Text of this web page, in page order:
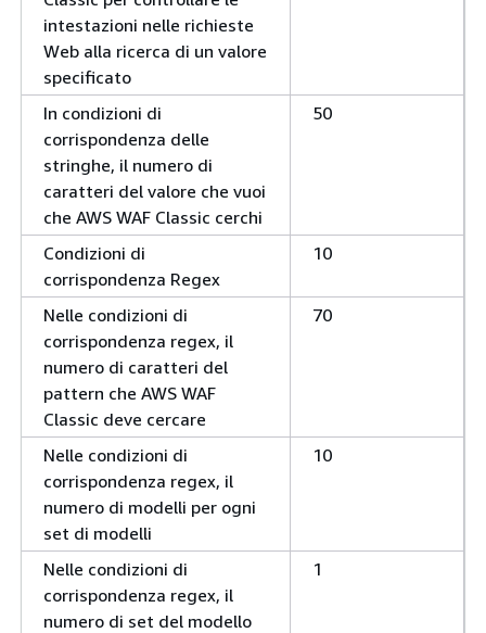
intestazioni nelle richieste
Web alla ricerca di un valore
specificato
In condizioni di
corrispondenza delle
stringhe, il numero di
caratteri del valore che vuoi
che AWS WAF Classic cerchi
50
Condizioni di
corrispondenza Regex
10
Nelle condizioni di
corrispondenza regex, il
numero di caratteri del
pattern che AWS WAF
Classic deve cercare
70
Nelle condizioni di
corrispondenza regex, il
numero di modelli per ogni
set di modelli
10
Nelle condizioni di
corrispondenza regex, il
numero di set del modello
1